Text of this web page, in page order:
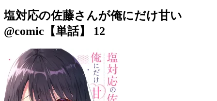
塩対応の佐藤さんが俺にだけ甘い
@comic【単話】 12